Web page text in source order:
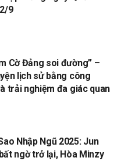
9
Cờ Đảng soi đường” –
lịch sử bằng công
trải nghiệm đa giác quan
Nhập Ngũ 2025: Jun
ngờ trở lại, Hòa Minzy